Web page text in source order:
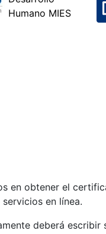
en obtener el
en línea.
deberá